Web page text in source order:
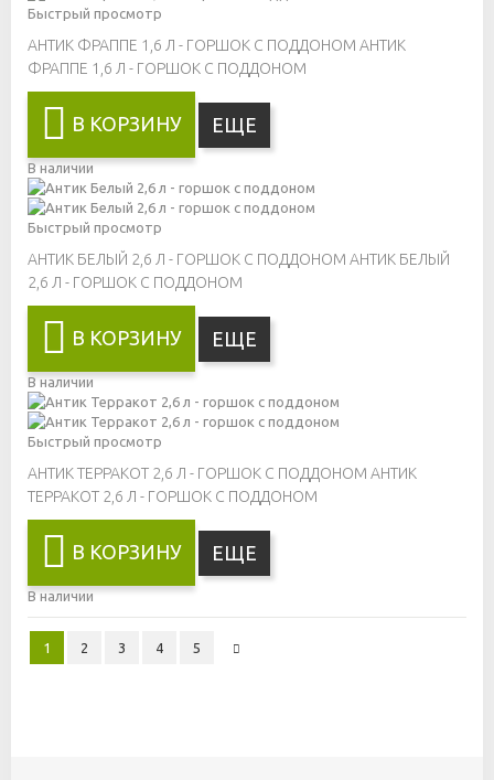
Быстрый просмотр
АНТИК ФРАППЕ 1,6 Л - ГОРШОК С ПОДДОНОМ АНТИК
ФРАППЕ 1,6 Л - ГОРШОК С ПОДДОНОМ
В КОРЗИНУ ЕЩЕ
В наличии
Быстрый просмотр
АНТИК БЕЛЫЙ 2,6 Л - ГОРШОК С ПОДДОНОМ АНТИК БЕЛЫЙ
2,6 Л - ГОРШОК С ПОДДОНОМ
В КОРЗИНУ ЕЩЕ
В наличии
Быстрый просмотр
АНТИК ТЕРРАКОТ 2,6 Л - ГОРШОК С ПОДДОНОМ АНТИК
ТЕРРАКОТ 2,6 Л - ГОРШОК С ПОДДОНОМ
В КОРЗИНУ ЕЩЕ
В наличии
1 2 3 4 5